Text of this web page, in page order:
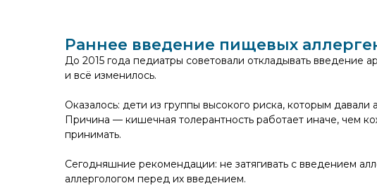
Раннее введение пищевых
До 2015 года педиатры советовали откладывать
и всё изменилось.
Оказалось: дети из группы высокого риска, которым
Причина — кишечная толерантность работает иначе, чем
принимать.
Сегодняшние рекомендации: не затягивать с введением
аллергологом перед их введением.